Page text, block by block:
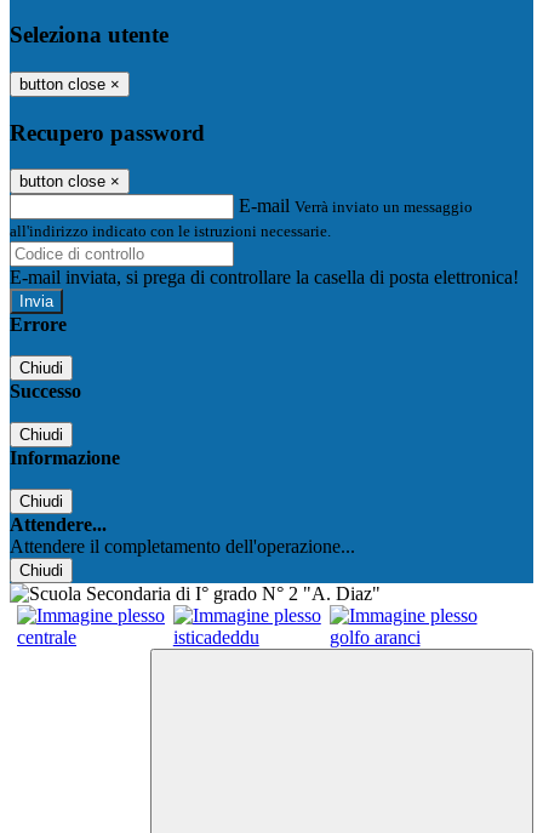
Seleziona utente
button close ×
Recupero password
button close ×
E-mail Verrà inviato un messaggio
all'indirizzo indicato con le istruzioni necessarie.
E-mail inviata, si prega di controllare la casella di posta elettronica!
Errore
Chiudi
Successo
Chiudi
Informazione
Chiudi
Attendere...
Attendere il completamento dell'operazione...
Chiudi